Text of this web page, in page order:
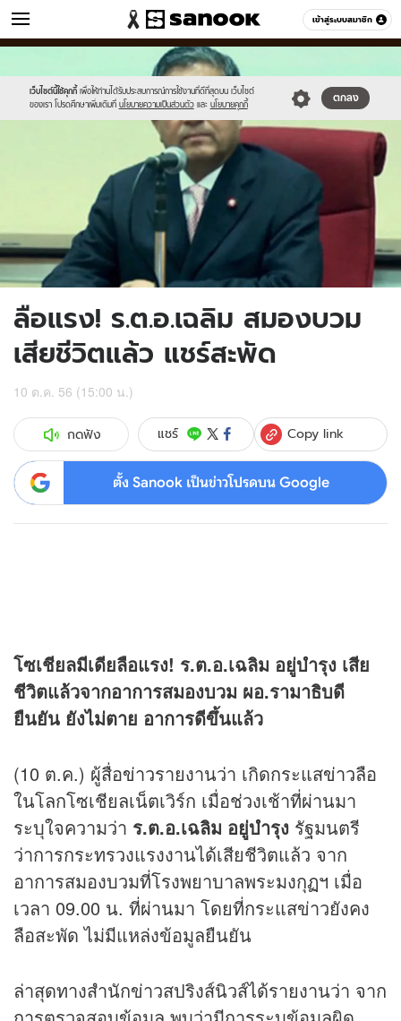
เข้าสู่ระบบสมาชิก
ข่าว หมวดอื่นๆ
เว็บไซต์นี้ใช้คุกกี้ เพื่อให้ท่านได้รับประสบการณ์การใช้งานที่ดีที่สุดบน เว็บไซต์
ของเรา โปรดศึกษาเพิ่มเติมที่ นโยบายความเป็นส่วนตัว และ นโยบายคุกกี้
ตกลง
//s.isanook.com/sr/0/images/logo-
new-
sanook.png
//s.isanook.com/ns/0/ud/252/1262964/news01-
1.jpg
ลือแรง! ร.ต.อ.เฉลิม สมองบวม
เสียชีวิตแล้ว แชร์สะพัด
10 ต.ค. 56 (15:00 น.)
กดฟัง แชร์ Copy link
ตั้ง Sanook เป็นข่าวโปรดบน Google
โซเชียลมีเดียลือแรง! ร.ต.อ.เฉลิม อยู่บำรุง เสีย
ชีวิตแล้วจากอาการสมองบวม ผอ.รามาธิบดี
ยืนยัน ยังไม่ตาย อาการดีขึ้นแล้ว
(10 ต.ค.) ผู้สื่อข่าวรายงานว่า เกิดกระแสข่าวลือ
ในโลกโซเชียลเน็ตเวิร์ก เมื่อช่วงเช้าที่ผ่านมา
ระบุใจความว่า ร.ต.อ.เฉลิม อยู่บำรุง รัฐมนตรี
ว่าการกระทรวงแรงงานได้เสียชีวิตแล้ว จาก
อาการสมองบวมที่โรงพยาบาลพระมงกุฏฯ เมื่อ
เวลา 09.00 น. ที่ผ่านมา โดยที่กระแสข่าวยังคง
ลือสะพัด ไม่มีแหล่งข้อมูลยืนยัน
ล่าสุดทางสำนักข่าวสปริงส์นิวส์ได้รายงานว่า จาก